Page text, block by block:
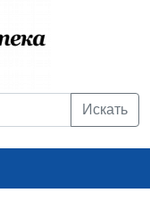
Искать